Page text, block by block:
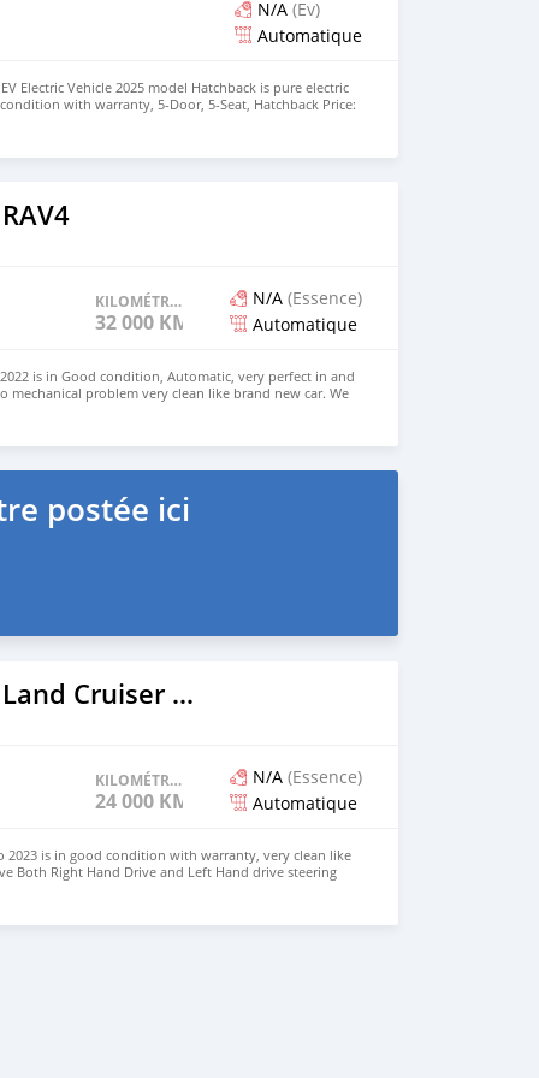
N/A (Ev)
Automatique
Electric Vehicle 2025 model Hatchback is pure electric
with warranty, 5-Door, 5-Seat, Hatchback Price:
colors available WHATSAPP NUMBER: +447424958730
KILOMÉTRAGE
32 000 KM
N/A (Essence)
Automatique
is in Good condition, Automatic, very perfect in and
mechanical problem very clean like brand new car. We
Right Hand drive steering $8,000 USD CONTACT
postée ici
2023 Toyota Land Cruiser Prado
KILOMÉTRAGE
24 000 KM
N/A (Essence)
Automatique
2023 is in good condition with warranty, very clean like
Both Right Hand Drive and Left Hand drive steering
NUMBER: +447424958730 CONTACT EMAIL: